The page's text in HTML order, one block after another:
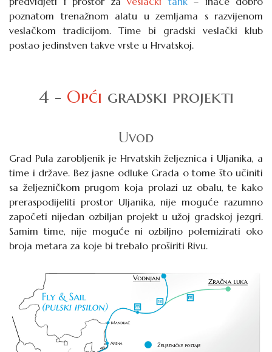
poznatom trenažnom alatu u zemljama s razvijenom
veslačkom tradicijom. Time bi gradski veslački klub
postao jedinstven takve vrste u Hrvatskoj.
4 - Opći gradski projekti
Uvod
Grad Pula zarobljenik je Hrvatskih željeznica i Uljanika, a
time i države. Bez jasne odluke Grada o tome što učiniti
sa željezničkom prugom koja prolazi uz obalu, te kako
preraspodijeliti prostor Uljanika, nije moguće razumno
započeti nijedan ozbiljan projekt u užoj gradskoj jezgri.
Samim time, nije moguće ni ozbiljno polemizirati oko
broja metara za koje bi trebalo proširiti Rivu.